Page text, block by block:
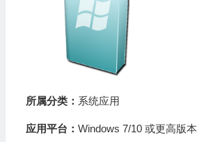
所属分类： 系统应用
应用平台： Windows 7/10 或更高版本